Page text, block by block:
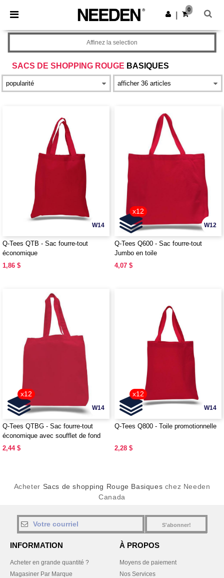
× Appli Needen
Meilleurs prix sur l’app !
Obtenir l'appli
0
SACS DE SHOPPING ROUGE BASIQUES
Affinez la selection
W14
Q-Tees QTB - Sac fourre-tout
économique
1,86 $
W12
x12
Q-Tees Q600 - Sac fourre-tout
Jumbo en toile
4,07 $
W14
x12
Q-Tees QTBG - Sac fourre-tout
économique avec soufflet de fond
2,44 $
W14
x12
Q-Tees Q800 - Toile promotionnelle
2,28 $
Acheter Sacs de shopping Rouge Basiques chez Needen
Canada
S'abonner!
INFORMATION
Acheter en grande quantité ?
Magasiner Par Marque
À PROPOS
Moyens de paiement
Nos Services